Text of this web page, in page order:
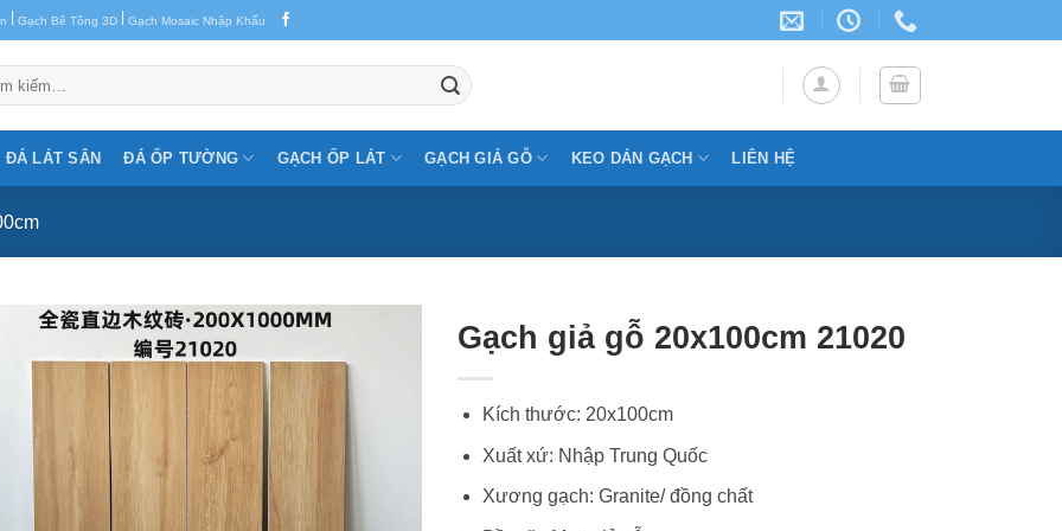
| Gạch Bê Tông 3D | Gạch Mosaic Nhập Khẩu
ĐÁ LÁT SÂN ĐÁ ỐP TƯỜNG GẠCH ỐP LÁT GẠCH GIẢ GỖ KEO DÁN GẠCH LIÊN HỆ
Gạch giả gỗ 20x100cm 21020
Kích thước: 20x100cm
Xuất xứ: Nhập Trung Quốc
Xương gạch: Granite/ đồng chất